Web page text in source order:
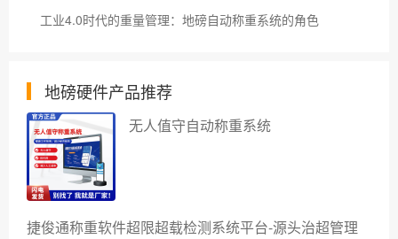
工业4.0时代的重量管理：地磅自动称重系统的角色
地磅硬件产品推荐
无人值守自动称重系统
捷俊通称重软件超限超载检测系统平台-源头治超管理